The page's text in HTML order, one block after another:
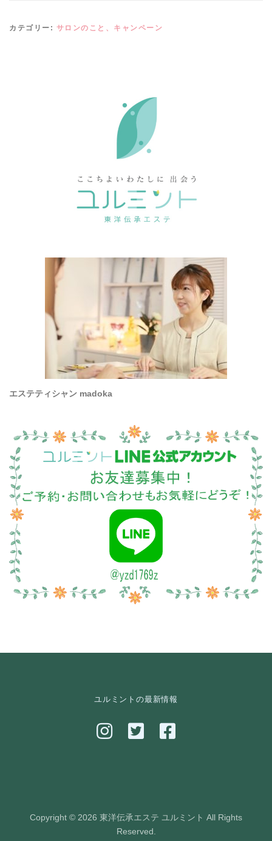
カテゴリー: サロンのこと、キャンペーン
エステティシャン madoka
ユルミントの最新情報
Copyright © 2026 東洋伝承エステ ユルミント All Rights
Reserved.